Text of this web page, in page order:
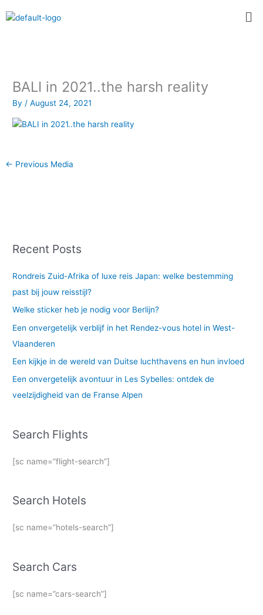
to
BALI in 2021..the harsh reality
By/August 24, 2021
← Previous Media
Recent Posts
Rondreis Zuid-Afrika of luxe reis Japan: welke bestemming
past bij jouw reisstijl?
Welke sticker heb je nodig voor Berlijn?
Een onvergetelijk verblijf in het Rendez-vous hotel in West-
Vlaanderen
Een kijkje in de wereld van Duitse luchthavens en hun invloed
Een onvergetelijk avontuur in Les Sybelles: ontdek de
veelzijdigheid van de Franse Alpen
Search Flights
[sc name=”flight-search”]
Search Hotels
[sc name=”hotels-search”]
Search Cars
[sc name=”cars-search”]